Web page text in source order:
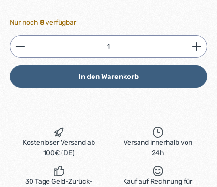
Nur noch 8verfügbar
Produkt Anzahl: Gib den gewünschten Wert ein
In den Warenkorb
Kostenloser Versand ab
100€ (DE)
Versand innerhalb von
24h
30 Tage Geld-Zurück-
Kauf auf Rechnung für